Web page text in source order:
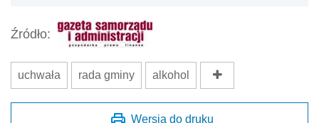
Źródło:
uchwała rada gminy alkohol
Wersja do druku